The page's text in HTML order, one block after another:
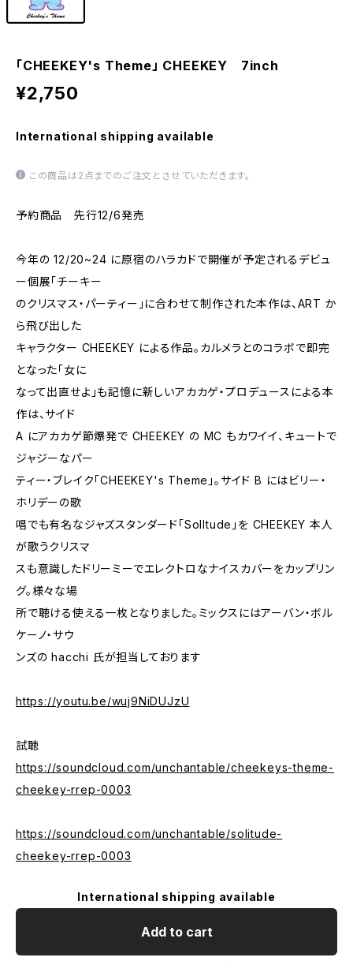
「CHEEKEY's Theme」 CHEEKEY 7inch
¥2,750
International shipping available
この商品は2点までのご注文とさせていただきます。
予約商品 先行12/6発売
今年の 12/20~24 に原宿のハラカドで開催が予定されるデビュ
ー個展「チーキー
のクリスマス・パーティー」に合わせて制作された本作は、ART か
ら飛び出した
キャラクター CHEEKEY による作品。カルメラとのコラボで即完
となった「女に
なって出直せよ」も記憶に新しいアカカゲ・プロデュースによる本
作は、サイド
A にアカカゲ節爆発で CHEEKEY の MC もカワイイ、キュートで
ジャジーなパー
ティー・ブレイク「CHEEKEY's Theme」。サイド B にはビリー・
ホリデーの歌
唱でも有名なジャズスタンダード「SolItude」を CHEEKEY 本人
が歌うクリスマ
スも意識したドリーミーでエレクトロなナイスカバーをカップリン
グ。様々な場
所で聴ける使える一枚となりました。ミックスにはアーバン・ボル
ケーノ・サウ
ンズの hacchi 氏が担当しております
https://youtu.be/wuj9NiDUJzU
試聴
https://soundcloud.com/unchantable/cheekeys-theme-
cheekey-rrep-0003
https://soundcloud.com/unchantable/solitude-
cheekey-rrep-0003
International shipping available
Add to cart